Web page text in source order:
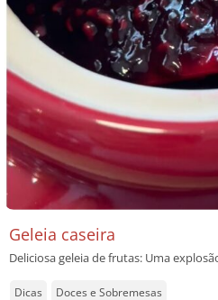
Geleia caseira
Deliciosa geleia de frutas: Uma
Dicas Doces e Sobremesas